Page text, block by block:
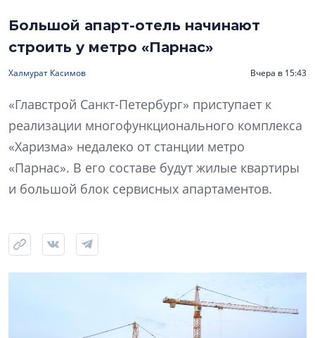
Большой апарт-отель начинают
строить у метро «Парнас»
Халмурат Касимов Вчера в 15:43
«Главстрой Санкт-Петербург» приступает к
реализации многофункционального комплекса
«Харизма» недалеко от станции метро
«Парнас». В его составе будут жилые квартиры
и большой блок сервисных апартаментов.